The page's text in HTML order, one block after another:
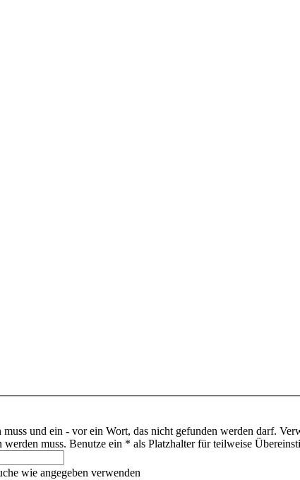
und ein - vor ein Wort, das nicht gefunden werden darf.
muss. Benutze ein * als Platzhalter für teilweise
wie angegeben verwenden